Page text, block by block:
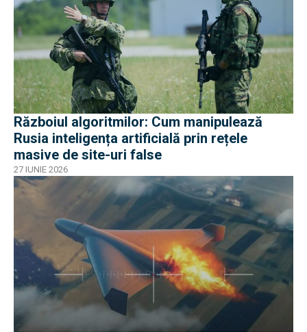
Războiul algoritmilor: Cum manipulează
Rusia inteligența artificială prin rețele
masive de site-uri false
27 IUNIE 2026